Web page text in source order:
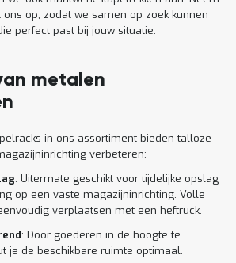
op, zodat we samen op zoek kunnen
perfect past bij jouw situatie.
metalen
in ons assortiment bieden talloze
verbeteren:
: Uitermate geschikt voor tijdelijke opslag
op een vaste magazijninrichting. Volle
verplaatsen met een heftruck.
: Door goederen in de hoogte te
je de beschikbare ruimte optimaal.